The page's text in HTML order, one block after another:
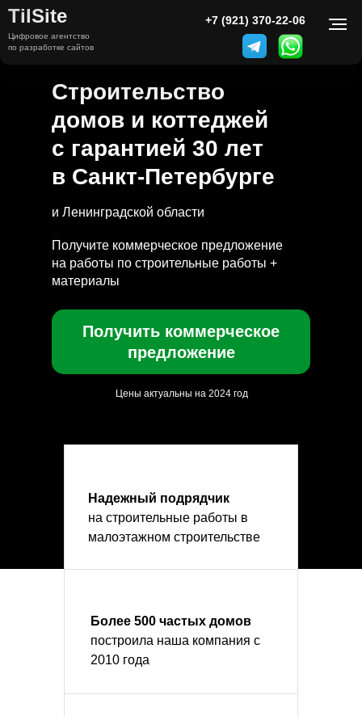
TilSite
Цифровое агентство
по разработке сайтов
+7 (921) 370-22-06
Строительство
домов и коттеджей
с гарантией 30 лет
в Санкт-Петербурге
и Ленинградской области
Получите коммерческое предложение
на работы по строительные работы +
материалы
Получить коммерческое
предложение
Цены актуальны на 2024 год
+7 (800) 000-00-00
Надежный подрядчик
на строительные работы в
малоэтажном строительстве
Более 500 частых домов
построила наша компания с
2010 года